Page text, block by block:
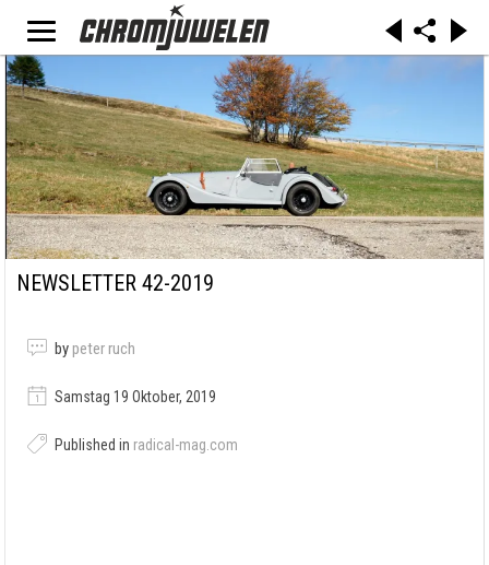
NEWSLETTER 42-2019
by peter ruch
Samstag 19 Oktober, 2019
Published in radical-mag.com